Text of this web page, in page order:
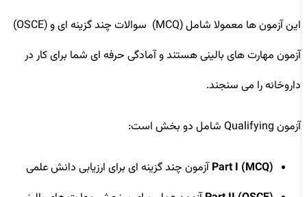
این آزمون ‌ها معمولا شامل (MCQ) سوالات چند گزینه ‌ای و (OSCE)
آزمون مهارت ‌های بالینی هستند و آمادگی حرفه ‌ای شما برای کار در
داروخانه را می ‌سنجند.
آزمون Qualifying شامل دو بخش است:
Part I (MCQ)آزمون چند گزینه ‌ای برای ارزیابی دانش علمی